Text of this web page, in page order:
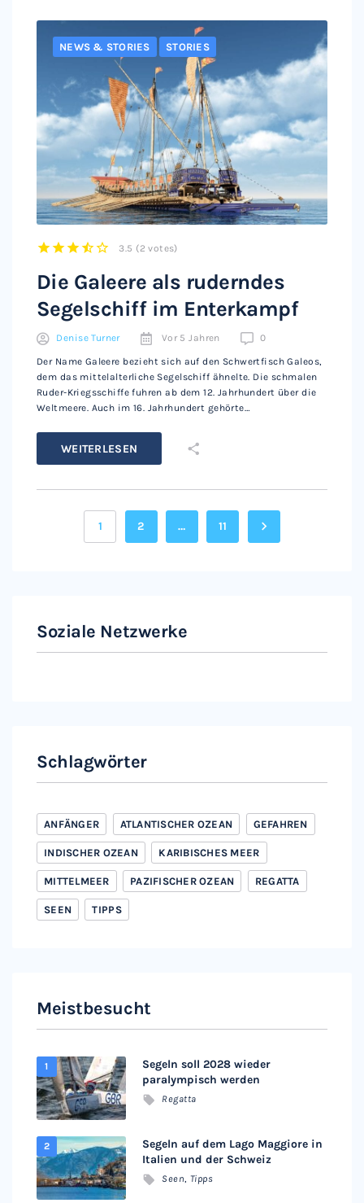
NEWS & STORIES STORIES
3.5 (2 votes)
Die Galeere als ruderndes
Segelschiff im Enterkampf
Denise Turner Vor 5 Jahren 0
Der Name Galeere bezieht sich auf den Schwertfisch Galeos,
dem das mittelalterliche Segelschiff ähnelte. Die schmalen
Ruder-Kriegsschiffe fuhren ab dem 12. Jahrhundert über die
Weltmeere. Auch im 16. Jahrhundert gehörte…
WEITERLESEN
1 2 … 11
Soziale Netzwerke
Schlagwörter
ANFÄNGER ATLANTISCHER OZEAN GEFAHREN
INDISCHER OZEAN KARIBISCHES MEER
MITTELMEER PAZIFISCHER OZEAN REGATTA
SEEN TIPPS
Meistbesucht
Segeln soll 2028 wieder
paralympisch werden
Regatta
Segeln auf dem Lago Maggiore in
Italien und der Schweiz
Seen, Tipps